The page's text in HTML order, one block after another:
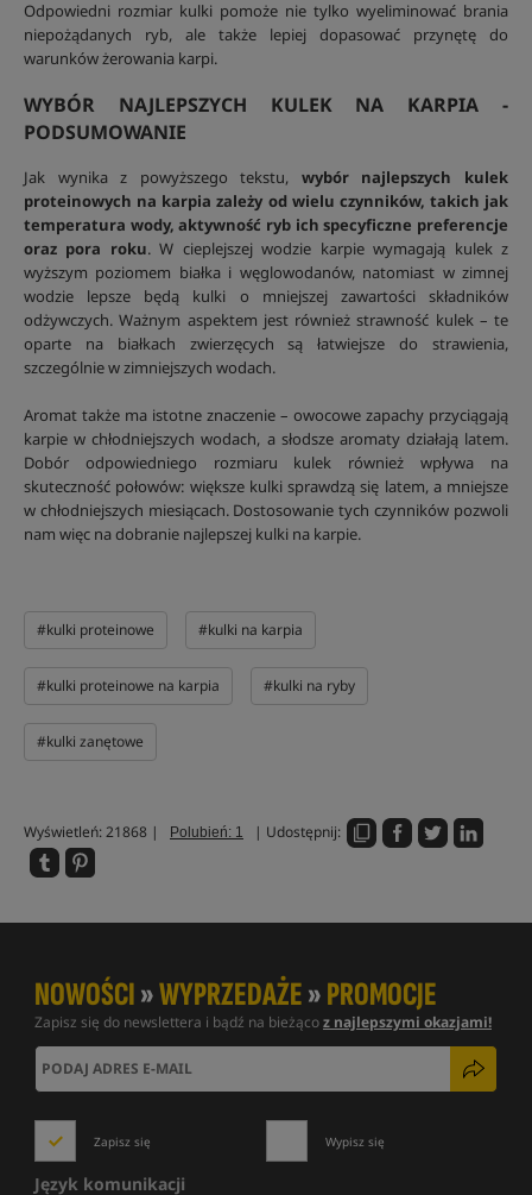
Odpowiedni rozmiar kulki pomoże nie tylko wyeliminować brania
niepożądanych ryb, ale także lepiej dopasować przynętę do
warunków żerowania karpi.
WYBÓR NAJLEPSZYCH KULEK NA KARPIA -
PODSUMOWANIE
Jak wynika z powyższego tekstu, wybór najlepszych kulek
proteinowych na karpia zależy od wielu czynników, takich jak
temperatura wody, aktywność ryb ich specyficzne preferencje
oraz pora roku. W cieplejszej wodzie karpie wymagają kulek z
wyższym poziomem białka i węglowodanów, natomiast w zimnej
wodzie lepsze będą kulki o mniejszej zawartości składników
odżywczych. Ważnym aspektem jest również strawność kulek – te
oparte na białkach zwierzęcych są łatwiejsze do strawienia,
szczególnie w zimniejszych wodach.
Aromat także ma istotne znaczenie – owocowe zapachy przyciągają
karpie w chłodniejszych wodach, a słodsze aromaty działają latem.
Dobór odpowiedniego rozmiaru kulek również wpływa na
skuteczność połowów: większe kulki sprawdzą się latem, a mniejsze
w chłodniejszych miesiącach. Dostosowanie tych czynników pozwoli
nam więc na dobranie najlepszej kulki na karpie.
#kulki proteinowe #kulki na karpia
#kulki proteinowe na karpia #kulki na ryby
#kulki zanętowe
Wyświetleń: 21868 | Polubień: 1 | Udostępnij:
NOWOŚCI»WYPRZEDAŻE»PROMOCJE
Zapisz się do newslettera i bądź na bieżącoz najlepszymi okazjami!
Zapisz się Wypisz się
Język komunikacji